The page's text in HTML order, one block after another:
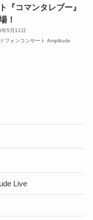
『コマンタレブー』
！
5月11日
フォンコンサート Amplitude
Live